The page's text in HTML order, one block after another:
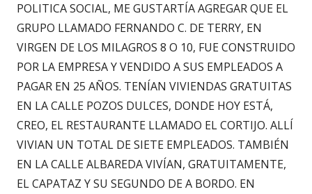
POLITICA SOCIAL, ME GUSTARTÍA AGREGAR QUE EL
GRUPO LLAMADO FERNANDO C. DE TERRY, EN
VIRGEN DE LOS MILAGROS 8 O 10, FUE CONSTRUIDO
POR LA EMPRESA Y VENDIDO A SUS EMPLEADOS A
PAGAR EN 25 AÑOS. TENÍAN VIVIENDAS GRATUITAS
EN LA CALLE POZOS DULCES, DONDE HOY ESTÁ,
CREO, EL RESTAURANTE LLAMADO EL CORTIJO. ALLÍ
VIVIAN UN TOTAL DE SIETE EMPLEADOS. TAMBIÉN
EN LA CALLE ALBAREDA VIVÍAN, GRATUITAMENTE,
EL CAPATAZ Y SU SEGUNDO DE A BORDO. EN